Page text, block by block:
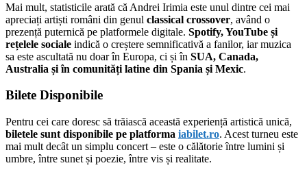
Mai mult, statisticile arată că Andrei Irimia este unul dintre cei mai
apreciați artiști români din genul classical crossover, având o
prezență puternică pe platformele digitale. Spotify, YouTube și
rețelele sociale indică o creștere semnificativă a fanilor, iar muzica
sa este ascultată nu doar în Europa, ci și în SUA, Canada,
Australia și în comunități latine din Spania și Mexic.
Bilete Disponibile
Pentru cei care doresc să trăiască această experiență artistică unică,
biletele sunt disponibile pe platforma iabilet.ro. Acest turneu este
mai mult decât un simplu concert – este o călătorie între lumini și
umbre, între sunet și poezie, între vis și realitate.